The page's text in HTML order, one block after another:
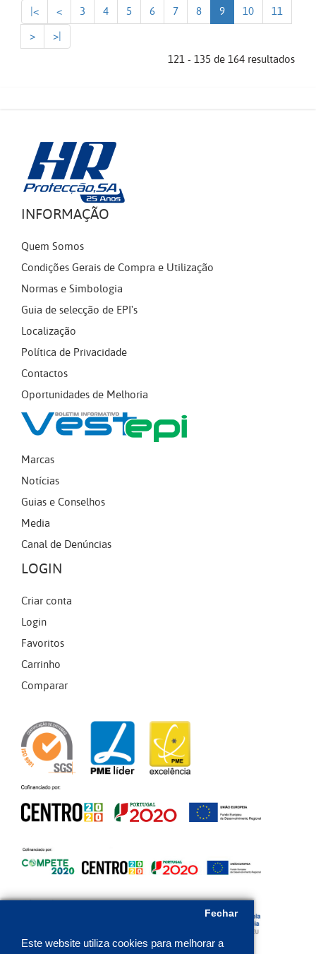
Este website utiliza cookies para melhorar a
Fechar
|< < 3 4 5 6 7 8 9 10
11
>
>|
121 - 135 de 164 resultados
INFORMAÇÃO
Quem Somos
Condições Gerais de Compra e Utilização
Normas e Simbologia
Guia de selecção de EPI's
Localização
Política de Privacidade
Contactos
Oportunidades de Melhoria
Marcas
Notícias
Guias e Conselhos
Media
Canal de Denúncias
LOGIN
Criar conta
Login
Favoritos
Carrinho
Comparar